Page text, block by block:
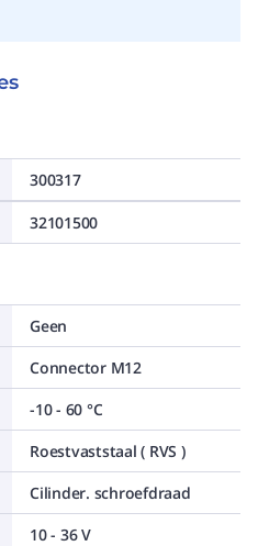
300317
32101500
Geen
Connector M12
-10 - 60 °C
Roestvaststaal ( RVS )
Cilinder. schroefdraad
10 - 36 V